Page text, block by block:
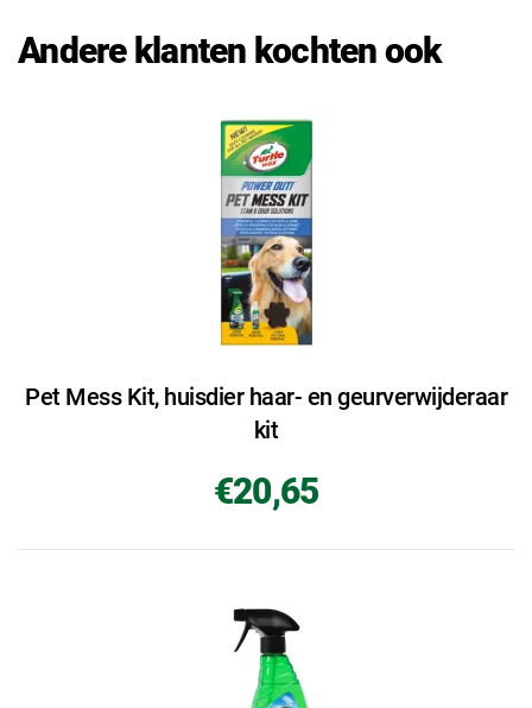
Andere klanten kochten ook
Pet Mess Kit, huisdier haar- en geurverwijderaar
kit
€20,65